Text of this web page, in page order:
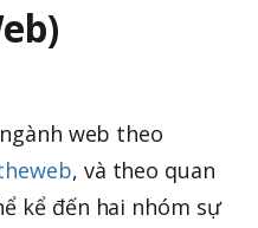
web theo
, và theo quan
kể đến hai nhóm sự